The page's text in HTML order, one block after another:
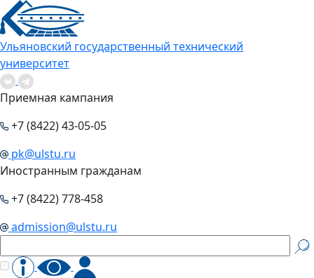
Ульяновский государственный технический
университет
Приемная кампания
+7 (8422) 43-05-05
pk@ulstu.ru
Иностранным гражданам
+7 (8422) 778-458
admission@ulstu.ru